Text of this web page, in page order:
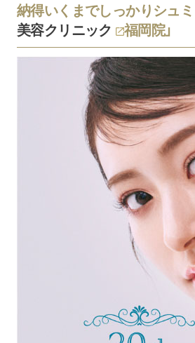
納得いくまでしっかりシュミ
美容クリニック
福岡院」